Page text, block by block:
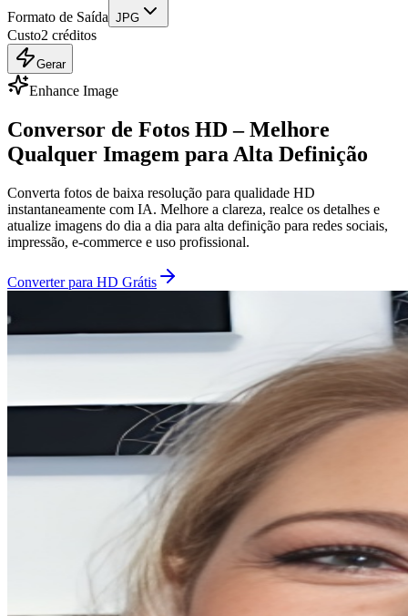
Formato de Saída JPG
Custo2 créditos
Gerar
Enhance Image
Conversor de Fotos HD – Melhore
Qualquer Imagem para Alta Definição
Converta fotos de baixa resolução para qualidade HD
instantaneamente com IA. Melhore a clareza, realce os detalhes e
atualize imagens do dia a dia para alta definição para redes sociais,
impressão, e-commerce e uso profissional.
Converter para HD Grátis